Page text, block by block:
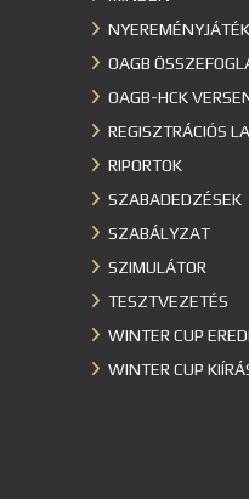
NYEREMÉNYJÁTÉK
OAGB
OAGB-HCK
REGISZTRÁCIÓS
RIPORTOK
SZABADEDZÉSEK
SZABÁLYZAT
SZIMULÁTOR
TESZTVEZETÉS
WINTER CUP
WINTER CUP